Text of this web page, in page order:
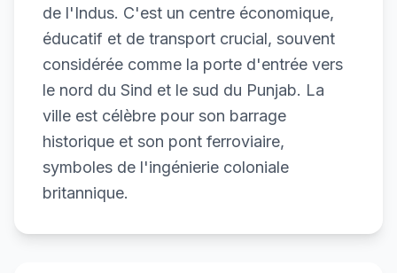
de l'Indus. C'est un centre économique,
éducatif et de transport crucial, souvent
considérée comme la porte d'entrée vers
le nord du Sind et le sud du Punjab. La
ville est célèbre pour son barrage
historique et son pont ferroviaire,
symboles de l'ingénierie coloniale
britannique.